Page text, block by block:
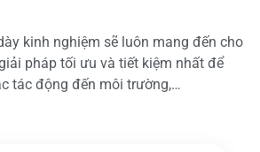
kinh nghiệm sẽ luôn mang đến cho
pháp tối ưu và tiết kiệm nhất để
tác động đến môi trường,…